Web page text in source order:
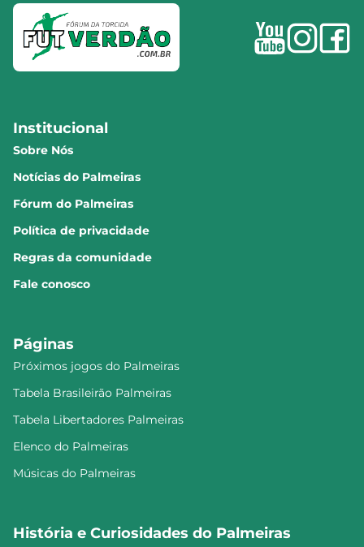
Institucional
Sobre Nós
Notícias do Palmeiras
Fórum do Palmeiras
Política de privacidade
Regras da comunidade
Fale conosco
Páginas
Próximos jogos do Palmeiras
Tabela Brasileirão Palmeiras
Tabela Libertadores Palmeiras
Elenco do Palmeiras
Músicas do Palmeiras
História e Curiosidades do Palmeiras